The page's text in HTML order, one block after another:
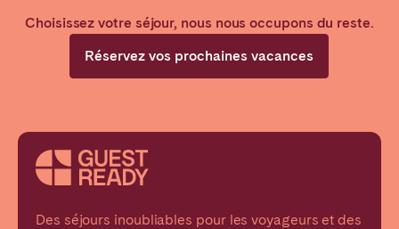
Choisissez votre séjour, nous nous occupons du reste.
Réservez vos prochaines vacances
Des séjours inoubliables pour les voyageurs et des